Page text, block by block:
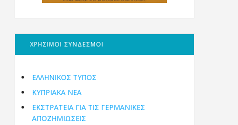
ΧΡΗΣΙΜΟΙ ΣΥΝΔΕΣΜΟΙ
ΕΛΛΗΝΙΚΟΣ ΤΥΠΟΣ
ΚΥΠΡΙΑΚΑ ΝΕΑ
ΕΚΣΤΡΑΤΕΙΑ ΓΙΑ ΤΙΣ ΓΕΡΜΑΝΙΚΕΣ
ΑΠΟΖΗΜΙΩΣΕΙΣ